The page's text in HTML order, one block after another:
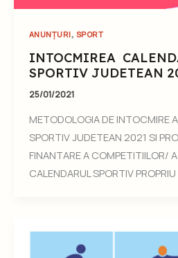
ANUNȚURI, SPORT
INTOCMIREA
SPORTIV JUDETEAN
25/01/2021
METODOLOGIA DE INTOCMIRE
SPORTIV JUDETEAN 2021 SI
FINANTARE A COMPETITIILOR/
CALENDARUL SPORTIV PROPRIU